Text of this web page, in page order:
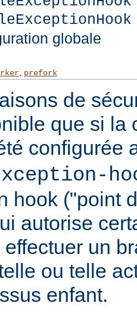
globale
, prefork
de
que si la
configurée
hook ("point
autorise
un
ou telle
enfant.